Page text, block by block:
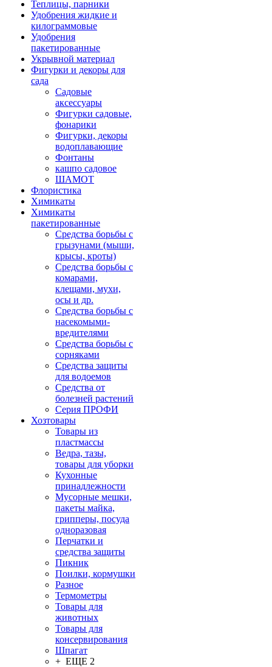
Теплицы, парники
Удобрения жидкие и
килограммовые
Удобрения
пакетированные
Укрывной материал
Фигурки и декоры для
сада
Садовые
аксессуары
Фигурки садовые,
фонарики
Фигурки, декоры
водоплавающие
Фонтаны
кашпо садовое
ШАМОТ
Флористика
Химикаты
Химикаты
пакетированные
Средства борьбы с
грызунами (мыши,
крысы, кроты)
Средства борьбы с
комарами,
клещами, мухи,
осы и др.
Средства борьбы с
насекомыми-
вредителями
Средства борьбы с
сорняками
Средства защиты
для водоемов
Средства от
болезней растений
Серия ПРОФИ
Хозтовары
Товары из
пластмассы
Ведра, тазы,
товары для уборки
Кухонные
принадлежности
Мусорные мешки,
пакеты майка,
грипперы, посуда
одноразовая
Перчатки и
средства защиты
Пикник
Поилки, кормушки
Разное
Термометры
Товары для
животных
Товары для
консервирования
Шпагат
+ ЕЩЕ 2